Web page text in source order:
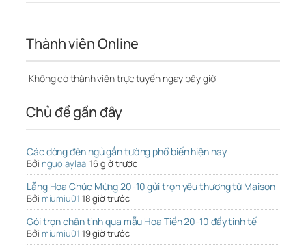
Thành viên Online
Không có thành viên trực tuyến ngay bây giờ
Chủ đề gần đây
Các dòng đèn ngủ gắn tường phổ biến hiện nay
Bởi nguoiaylaai16 giờ trước
Lẵng Hoa Chúc Mừng 20-10 gửi trọn yêu thương từ Maison
Bởi miumiu01 18 giờ trước
Gói trọn chân tình qua mẫu Hoa Tiền 20-10 đầy tinh tế
Bởi miumiu01 19 giờ trước